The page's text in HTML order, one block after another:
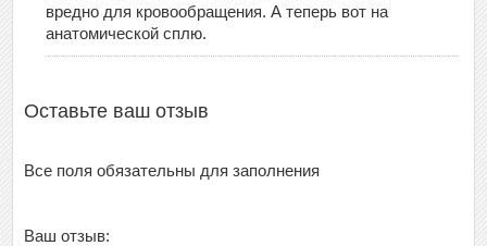
вредно для кровообращения. А теперь вот на
анатомической сплю.
Оставьте ваш отзыв
Все поля обязательны для заполнения
Ваш отзыв: